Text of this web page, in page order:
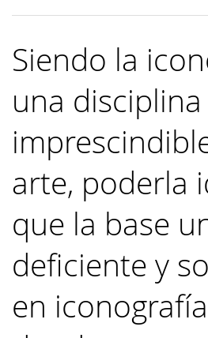
Siendo la
una
arte, poderla
que la base
deficiente y
en